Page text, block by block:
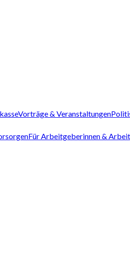
Vorträge & Veranstaltungen
Für Arbeitgeberinnen &